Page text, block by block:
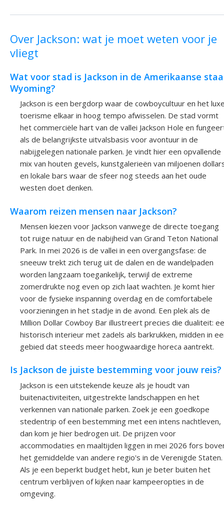
Over Jackson: wat je moet weten voor je
vliegt
Wat voor stad is Jackson in de Amerikaanse
Wyoming?
Jackson is een bergdorp waar de cowboycultuur en het
toerisme elkaar in hoog tempo afwisselen. De stad vormt
het commerciële hart van de vallei Jackson Hole en
als de belangrijkste uitvalsbasis voor avontuur in de
nabijgelegen nationale parken. Je vindt hier een opvallende
mix van houten gevels, kunstgalerieën van miljoenen
en lokale bars waar de sfeer nog steeds aan het oude
westen doet denken.
Waarom reizen mensen naar Jackson?
Mensen kiezen voor Jackson vanwege de directe toegang
tot ruige natuur en de nabijheid van Grand Teton National
Park. In mei 2026 is de vallei in een overgangsfase: de
sneeuw trekt zich terug uit de dalen en de wandelpaden
worden langzaam toegankelijk, terwijl de extreme
zomerdrukte nog even op zich laat wachten. Je komt hier
voor de fysieke inspanning overdag en de comfortabele
voorzieningen in het stadje in de avond. Een plek als de
Million Dollar Cowboy Bar illustreert precies die dualiteit:
historisch interieur met zadels als barkrukken, midden in
gebied dat steeds meer hoogwaardige horeca aantrekt.
Is Jackson de juiste bestemming voor jouw reis?
Jackson is een uitstekende keuze als je houdt van
buitenactiviteiten, uitgestrekte landschappen en het
verkennen van nationale parken. Zoek je een goedkope
stedentrip of een bestemming met een intens nachtleven,
dan kom je hier bedrogen uit. De prijzen voor
accommodaties en maaltijden liggen in mei 2026 fors
het gemiddelde van andere regio's in de Verenigde Staten.
Als je een beperkt budget hebt, kun je beter buiten het
centrum verblijven of kijken naar kampeeropties in de
omgeving.